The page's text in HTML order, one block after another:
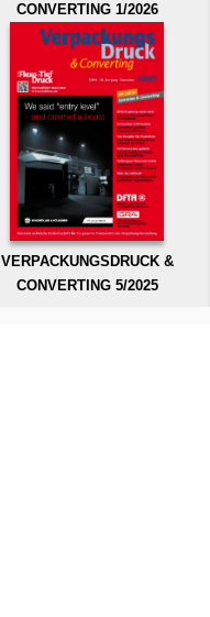
CONVERTING 1/2026
VERPACKUNGSDRUCK &
CONVERTING 5/2025